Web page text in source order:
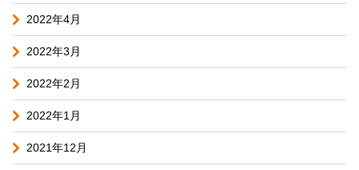
2022年4月
2022年3月
2022年2月
2022年1月
2021年12月